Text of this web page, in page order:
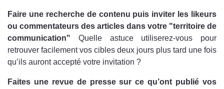
Faire une recherche de contenu puis inviter les likeurs
ou commentateurs des articles dans votre "territoire de
communication" Quelle astuce utiliserez-vous pour
retrouver facilement vos cibles deux jours plus tard une fois
qu’ils auront accepté votre invitation ?
Faites une revue de presse sur ce qu’ont publié vos